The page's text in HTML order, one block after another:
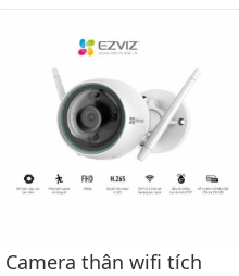
Camera thân wifi tích